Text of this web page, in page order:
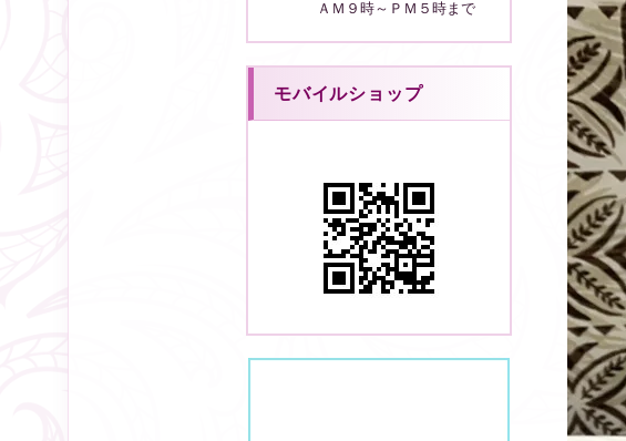
ＡＭ９時～ＰＭ５時まで
モバイルショップ